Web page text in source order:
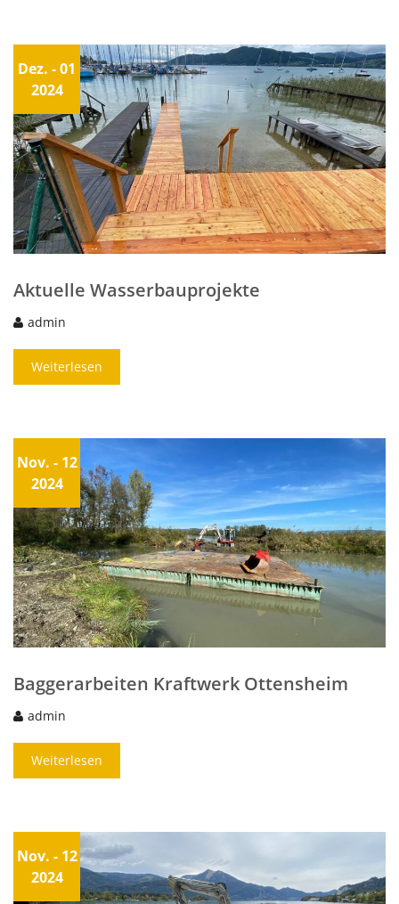
Dez. - 01
2024
Aktuelle Wasserbauprojekte
admin
Weiterlesen
Nov. - 12
2024
Baggerarbeiten Kraftwerk Ottensheim
admin
Weiterlesen
Nov. - 12
2024